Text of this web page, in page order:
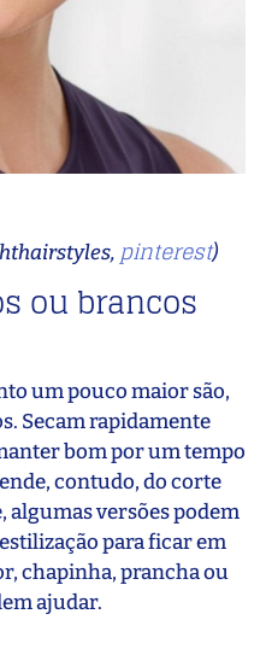
pinterest)
ou brancos
um pouco maior são,
Secam rapidamente
bom por um tempo
contudo, do corte
algumas versões podem
para ficar em
chapinha, prancha ou
ajudar.